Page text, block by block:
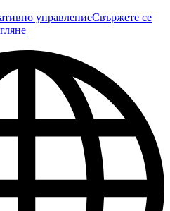
управлениеСвържете се